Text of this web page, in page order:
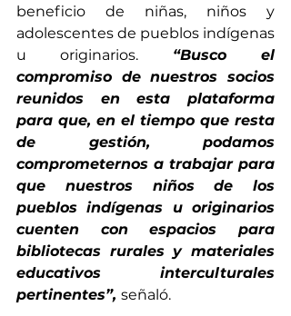
beneficio de niñas, niños y
adolescentes de pueblos indígenas
u originarios. “Busco el
compromiso de nuestros socios
reunidos en esta plataforma
para que, en el tiempo que resta
de gestión, podamos
comprometernos a trabajar para
que nuestros niños de los
pueblos indígenas u originarios
cuenten con espacios para
bibliotecas rurales y materiales
educativos interculturales
pertinentes”, señaló.